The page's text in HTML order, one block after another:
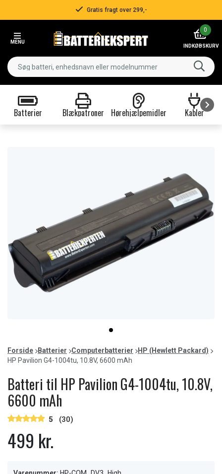
Gratis fragt over 299,-
MENU
0
INDKØBSKURV
Batterier Blækpatroner Hørehjælpemidler Kabler
item
0
of
1
Forside Batterier Computerbatterier
HP (Hewlett Packard)
HP Pavilion G4-1004tu, 10.8V, 6600 mAh
Batteri til HP Pavilion G4-1004tu, 10.8V,
6600 mAh
5 (30)
499 kr.